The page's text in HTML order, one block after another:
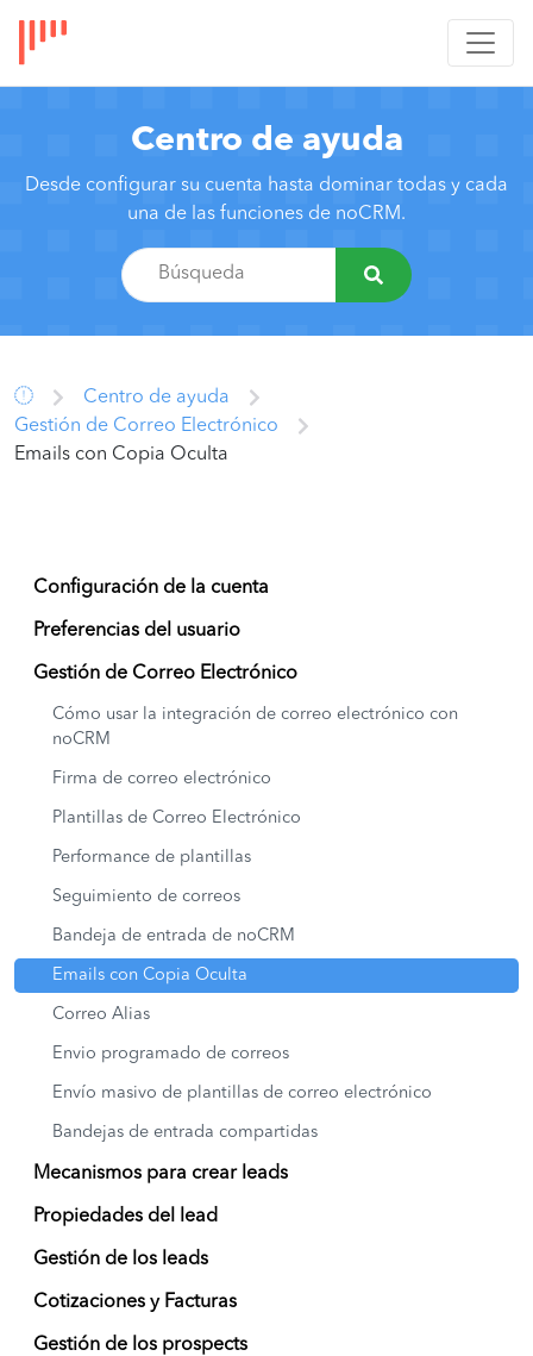
Centro de ayuda
Desde configurar su cuenta hasta dominar todas y cada
una de las funciones de noCRM.
Centro de ayuda
Gestión de Correo Electrónico
Emails con Copia Oculta
Configuración de la cuenta
Preferencias del usuario
Gestión de Correo Electrónico
Cómo usar la integración de correo electrónico con
noCRM
Firma de correo electrónico
Plantillas de Correo Electrónico
Performance de plantillas
Seguimiento de correos
Bandeja de entrada de noCRM
Emails con Copia Oculta
Correo Alias
Envio programado de correos
Envío masivo de plantillas de correo electrónico
Bandejas de entrada compartidas
Mecanismos para crear leads
Propiedades del lead
Gestión de los leads
Cotizaciones y Facturas
Gestión de los prospects